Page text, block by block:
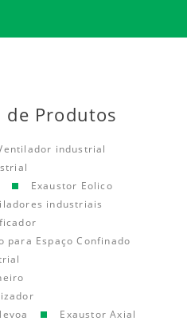
Produtos
industrial
Exaustor Eolico
industriais
para Espaço Confinado
Exaustor Axial